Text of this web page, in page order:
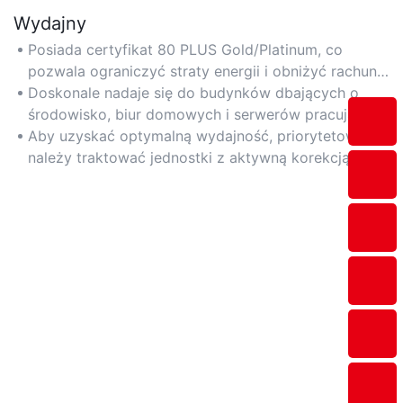
Wydajny
Posiada certyfikat 80 PLUS Gold/Platinum, co
pozwala ograniczyć straty energii i obniżyć rachunki
za prąd.
Doskonale nadaje się do budynków dbających o
środowisko, biur domowych i serwerów pracujących
24/7 wymagających stałego, niskiego zużycia
energii.
Aby uzyskać optymalną wydajność, priorytetowo
należy traktować jednostki z aktywną korekcją